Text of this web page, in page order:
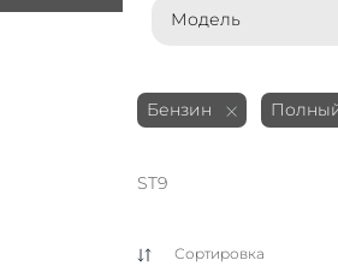
Модель
Бензин
ST9
Сортировка